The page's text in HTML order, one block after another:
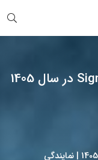
قیمت و خرید سمعک زیمنس Signia در سال 1405
قیمت و خرید سمعک زیمنس Signia در سال 1405 | نمایندگی